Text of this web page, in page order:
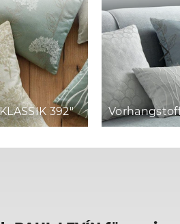
392" Vorhangstoff